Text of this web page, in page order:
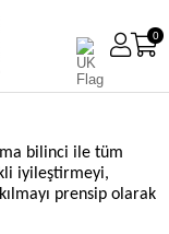
0
bilinci ile tüm
iyileştirmeyi,
prensip olarak